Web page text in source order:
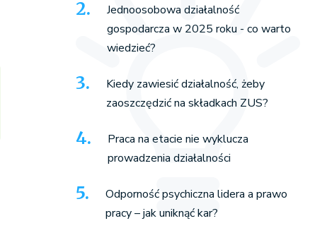
Jednoosobowa działalność
gospodarcza w 2025 roku - co warto
wiedzieć?
Kiedy zawiesić działalność, żeby
zaoszczędzić na składkach ZUS?
Praca na etacie nie wyklucza
prowadzenia działalności
Odporność psychiczna lidera a prawo
pracy – jak uniknąć kar?